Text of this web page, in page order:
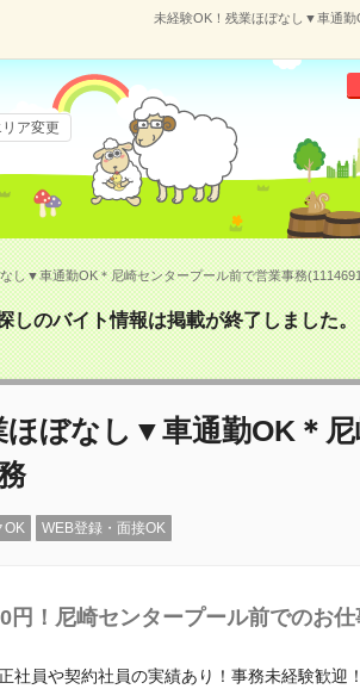
未経験OK！残業ほぼなし▼車通勤
リア変更
し▼車通勤OK＊尼崎センタープール前で営業事務
しのバイト情報は掲載が終了しました。
ほぼなし▼車通勤OK＊
OK WEB登録・面接OK
円！尼崎センタープール前でのお仕
社員や契約社員の実績あり！事務未経験歓迎